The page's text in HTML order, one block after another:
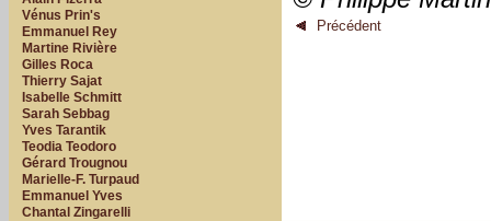
Vénus Prin's
Emmanuel Rey
Martine Rivière
Gilles Roca
Thierry Sajat
Isabelle Schmitt
Sarah Sebbag
Yves Tarantik
Teodia Teodoro
Gérard Trougnou
Marielle-F. Turpaud
Emmanuel Yves
Chantal Zingarelli
Précédent